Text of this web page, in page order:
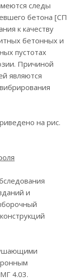
следы
бетона [СП
к качеству
бетонных и
пустотах
Причиной
являются
на рис.
и
4.03.